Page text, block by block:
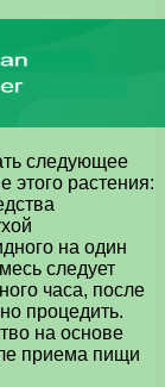
следующее
этого растения:
на один
следует
часа, после
процедить.
на основе
приема пищи